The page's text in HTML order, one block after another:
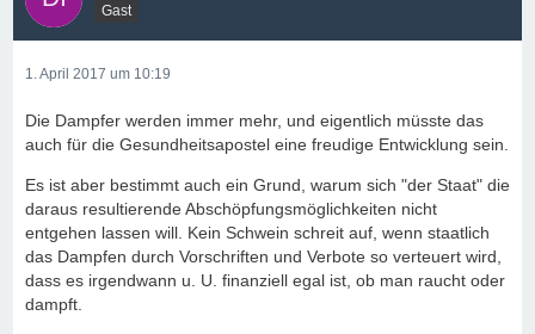
Gast
1. April 2017 um 10:19
Die Dampfer werden immer mehr, und eigentlich müsste das
auch für die Gesundheitsapostel eine freudige Entwicklung sein.
Es ist aber bestimmt auch ein Grund, warum sich "der Staat" die
daraus resultierende Abschöpfungsmöglichkeiten nicht
entgehen lassen will. Kein Schwein schreit auf, wenn staatlich
das Dampfen durch Vorschriften und Verbote so verteuert wird,
dass es irgendwann u. U. finanziell egal ist, ob man raucht oder
dampft.